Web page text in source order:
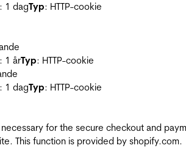
: 1 dagTyp: HTTP-cookie
: 1 årTyp: HTTP-cookie
: 1 dagTyp: HTTP-cookie
for the secure checkout and
This function is provided by shopify.com.